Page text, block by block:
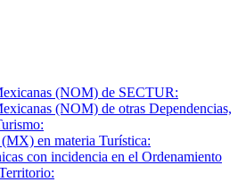
(NOM) de SECTUR:
(NOM) de otras Dependencias,
en materia Turística:
con incidencia en el Ordenamiento